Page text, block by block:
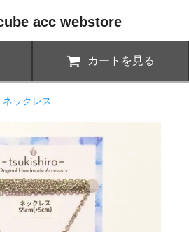
acc webstore
カートを見る
ネックレス